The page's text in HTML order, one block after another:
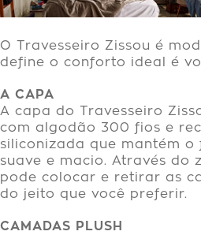
O Travesseiro Zissou é
define o conforto ideal é
A CAPA
A capa do Travesseiro
com algodão 300 fios e
siliconizada que mantém o
suave e macio. Através do
pode colocar e retirar as
do jeito que você preferir.
CAMADAS PLUSH